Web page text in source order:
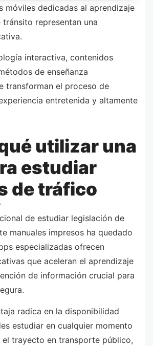
móviles dedicadas al aprendizaje
representan una
interactiva, contenidos
de enseñanza
transforman el proceso de
entretenida y altamente
utilizar una
estudiar
de tráfico
de estudiar legislación de
manuales impresos ha quedado
especializadas ofrecen
que aceleran el aprendizaje
de información crucial para
radica en la disponibilidad
estudiar en cualquier momento
el trayecto en transporte público,